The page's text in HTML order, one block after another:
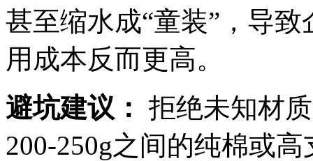
甚至缩水成“童装”，导
用成本反而更高。
避坑建议： 拒绝未知材
200-250g之间的纯棉或